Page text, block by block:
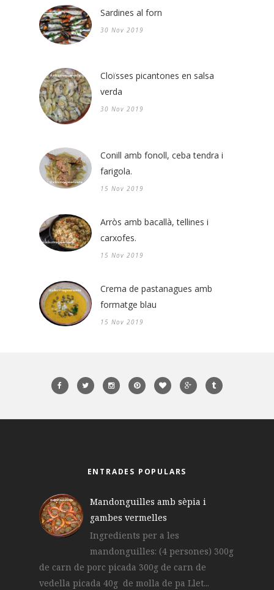
Sardines al forn
30 Nov 2019
Cloïsses picantones en salsa
verda
30 Nov 2019
Conill amb fonoll, ceba tendra i
farigola.
15 Nov 2019
Arròs amb bacallà, tellines i
carxofes.
15 Nov 2019
Crema de pastanagues amb
formatge blau
15 Nov 2019
ENTRADES POPULARS
Mandonguilles amb sèpia i
gambes vermelles
Ingredients per a les
mandonguilles: (4 persones) 300g
de carn de porc picada 300g de carn de
vedella picada 40g de molla de pa Llet...